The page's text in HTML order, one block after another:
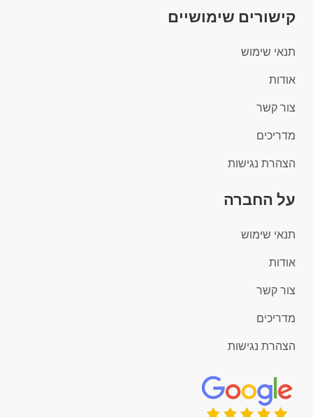
קישורים שימושיים
תנאי שימוש
אודות
צור קשר
מדריכים
הצהרת נגישות
על החברה
תנאי שימוש
אודות
צור קשר
מדריכים
הצהרת נגישות